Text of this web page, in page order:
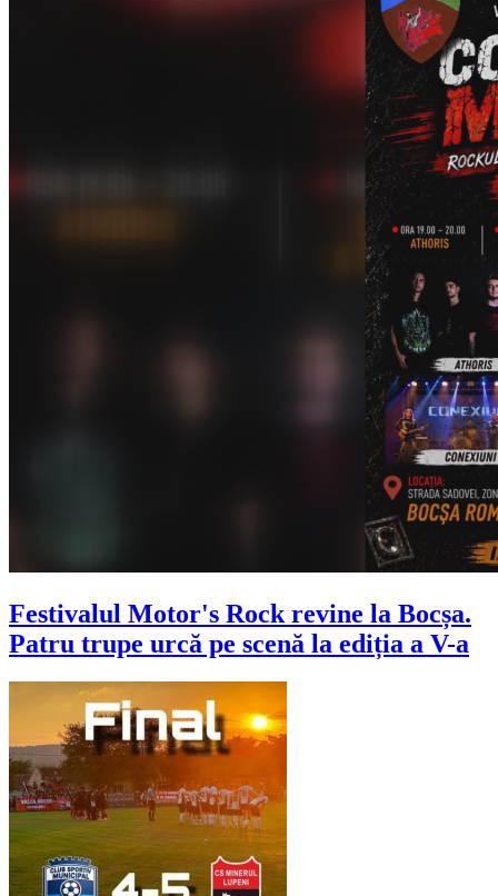
Festivalul Motor's Rock revine la Bocșa.
Patru trupe urcă pe scenă la ediția a V-a